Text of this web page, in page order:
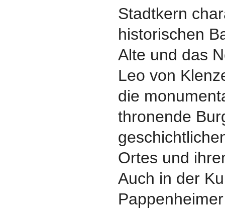
Stadtkern
historischen
Alte und das
Leo von
die
thronende
Ortes und
Auch in der